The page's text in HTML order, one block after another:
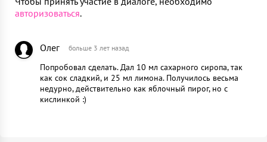
авторизоваться.
Олег больше 3 лет назад
Попробовал сделать. Дал 10 мл сахарного сиропа, так
как сок сладкий, и 25 мл лимона. Получилось весьма
недурно, действительно как яблочный пирог, но с
кислинкой :)